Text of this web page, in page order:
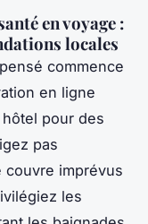
en voyage :
locales
commence
en ligne
pour des
pas
couvre imprévus
les